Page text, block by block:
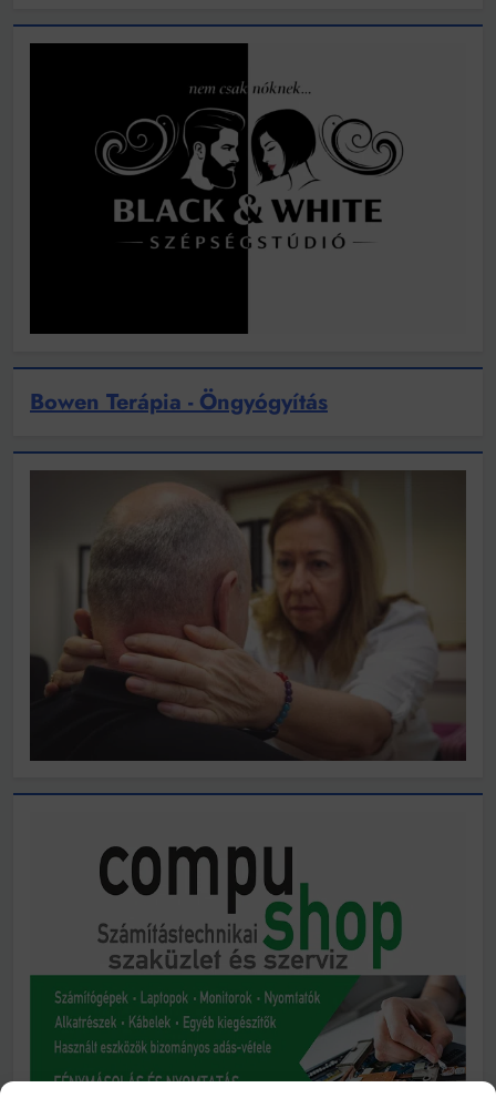
Bowen Terápia - Öngyógyítás